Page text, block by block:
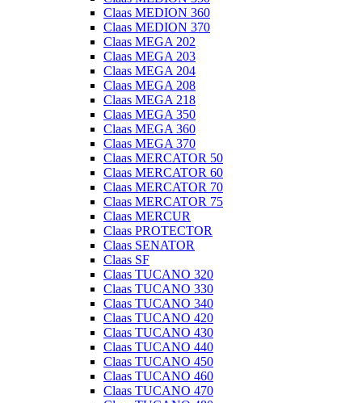
Claas MEDION 360
Claas MEDION 370
Claas MEGA 202
Claas MEGA 203
Claas MEGA 204
Claas MEGA 208
Claas MEGA 218
Claas MEGA 350
Claas MEGA 360
Claas MEGA 370
Claas MERCATOR 50
Claas MERCATOR 60
Claas MERCATOR 70
Claas MERCATOR 75
Claas MERCUR
Claas PROTECTOR
Claas SENATOR
Claas SF
Claas TUCANO 320
Claas TUCANO 330
Claas TUCANO 340
Claas TUCANO 420
Claas TUCANO 430
Claas TUCANO 440
Claas TUCANO 450
Claas TUCANO 460
Claas TUCANO 470